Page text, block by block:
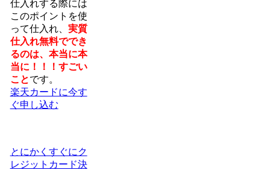
仕入れする際には
このポイントを使
って仕入れ、 実質
仕入れ無料ででき
るのは、本当に本
当に！！！すごい
ことです。
楽天カードに今す
ぐ申し込む
とにかくすぐにク
レジットカード決